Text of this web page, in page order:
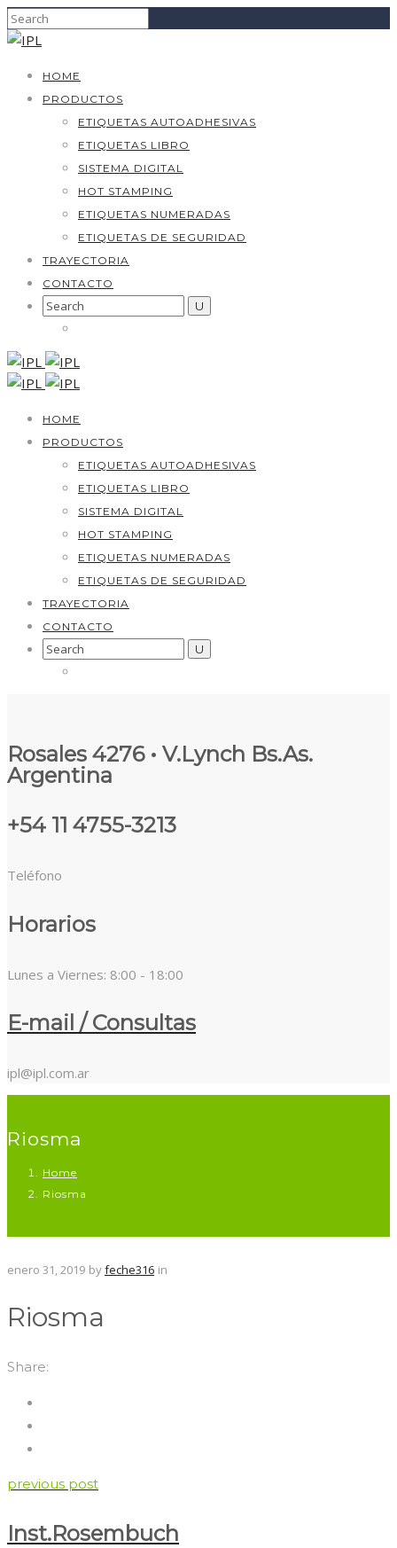
HOME
PRODUCTOS
ETIQUETAS AUTOADHESIVAS
ETIQUETAS LIBRO
SISTEMA DIGITAL
HOT STAMPING
ETIQUETAS NUMERADAS
ETIQUETAS DE SEGURIDAD
TRAYECTORIA
CONTACTO
Search
HOME
PRODUCTOS
ETIQUETAS AUTOADHESIVAS
ETIQUETAS LIBRO
SISTEMA DIGITAL
HOT STAMPING
ETIQUETAS NUMERADAS
ETIQUETAS DE SEGURIDAD
TRAYECTORIA
CONTACTO
Search
Rosales 4276 • V.Lynch Bs.As.
Argentina
+54 11 4755-3213
Teléfono
Horarios
Lunes a Viernes: 8:00 - 18:00
E-mail / Consultas
ipl@ipl.com.ar
Riosma
Home
Riosma
enero 31, 2019 byfeche316 in
Riosma
Share:
previous post
Inst.Rosembuch